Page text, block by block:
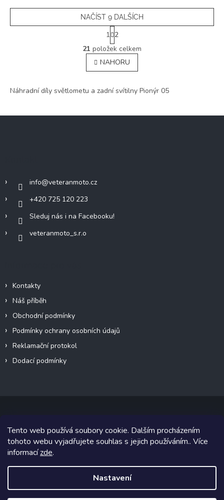
Tento web používá soubory cookie. Dalším procházením
tohoto webu vyjadřujete souhlas s jejich používáním.. Více
informacízde.
Nastavení
O
v
l
á
a
u
NAČÍST 9 DALŠÍCH
S
t
r
á
n
k
v
í
1 2
21 položek celkem
NAHORU
Náhradní díly světlometu a zadní svítilny Pionýr 05
info@veteranmoto.cz
+420 725 120 223
Sleduj nás i na Facebooku!
veteranmoto_s.r.o
Kontakty
Náš příběh
Obchodní podmínky
Podmínky ochrany osobních údajů
Reklamační protokol
Dodací podmínky
Copyright 2026VeteránMoto s.r.o.. Všechna práva vyhrazena.
Grafický návrh vytvořil a na Shoptet implementoval
Shoptetak.cz.